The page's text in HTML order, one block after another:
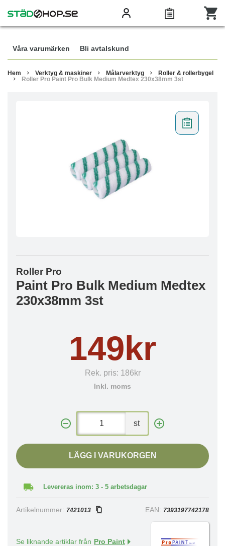
Våra varumärken Bli avtalskund
Hem Verktyg & maskiner Målarverktyg
Roller & rollerbygel
Roller Pro Paint Pro Bulk Medium Medtex 230x38mm 3st
Roller Pro
Paint Pro Bulk Medium Medtex
230x38mm 3st
149kr
Rek. pris: 186kr
Inkl. moms
st
LÄGG I VARUKORGEN
Levereras inom: 3 - 5 arbetsdagar
Artikelnummer: 7421013 EAN: 7393197742178
Se liknande artiklar från Pro Paint